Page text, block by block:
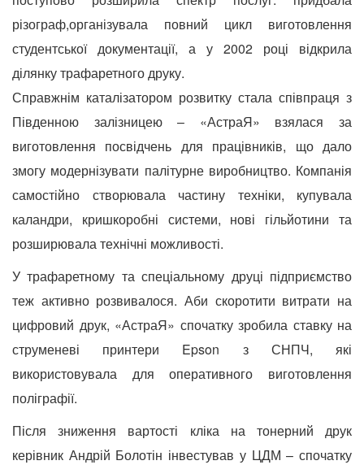
різограф,організувала повний цикл виготовлення
студентської документації, а у 2002 році відкрила
ділянку трафаретного друку.
Справжнім каталізатором розвитку стала співпраця з
Південною залізницею – «АстраЯ» взялася за
виготовлення посвідчень для працівників, що дало
змогу модернізувати палітурне виробництво. Компанія
самостійно створювала частину техніки, купувала
каландри, кришкоробні системи, нові гільйотини та
розширювала технічні можливості.
У трафаретному та спеціальному друці підприємство
теж активно розвивалося. Аби скоротити витрати на
цифровий друк, «АстраЯ» спочатку зробила ставку на
струменеві принтери Epson з СНПЧ, які
використовувала для оперативного виготовлення
поліграфії.
Після зниження вартості кліка на тонерний друк
керівник Андрій Болотін інвестував у ЦДМ – спочатку